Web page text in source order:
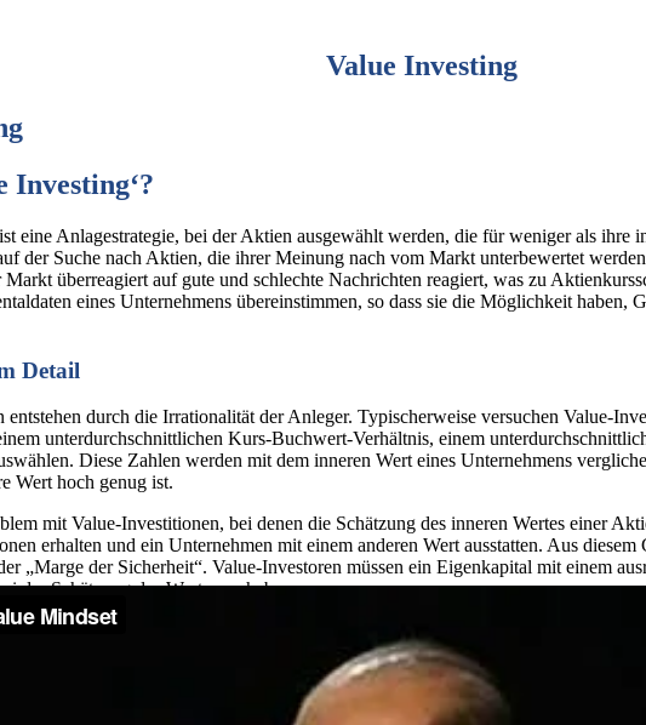
Value Investing
Investing‘?
eine Anlagestrategie, bei der Aktien ausgewählt werden, die für weniger als ihre
der Suche nach Aktien, die ihrer Meinung nach vom Markt unterbewertet
Markt überreagiert auf gute und schlechte Nachrichten reagiert, was zu
eines Unternehmens übereinstimmen, so dass sie die Möglichkeit haben,
Detail
durch die Irrationalität der Anleger. Typischerweise versuchen Value-
unterdurchschnittlichen Kurs-Buchwert-Verhältnis, einem
Diese Zahlen werden mit dem inneren Wert eines Unternehmens
Wert hoch genug ist.
mit Value-Investitionen, bei denen die Schätzung des inneren Wertes einer
erhalten und ein Unternehmen mit einem anderen Wert ausstatten. Aus
„Marge der Sicherheit“. Value-Investoren müssen ein Eigenkapital mit einem
der Schätzung des Wertes zu haben.
Investition subjektiv. Einige Value-Investoren schauen nur auf das aktuelle
Andere Value-Investoren orientieren sich bei ihren Strategien vollständig an
Trotz der unterschiedlichen Methoden ist die zugrundeliegende Logik,